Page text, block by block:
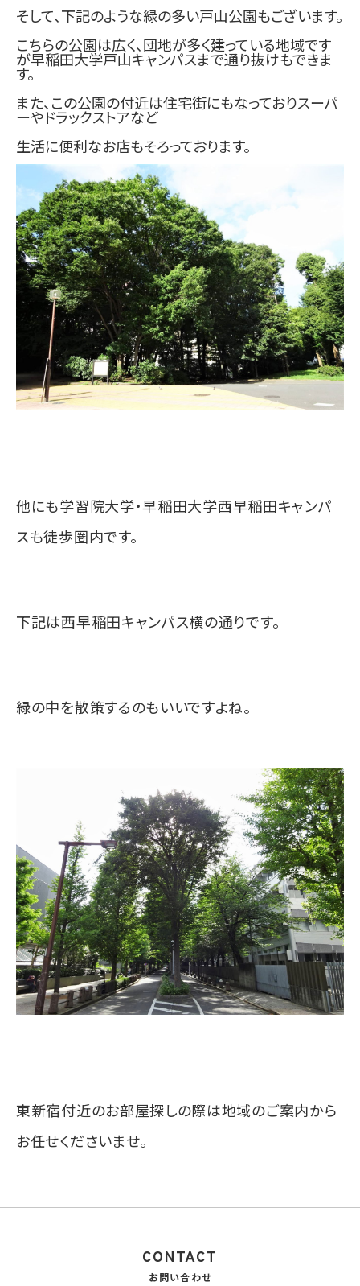
そして、下記のような緑の多い戸山公園もございます。
こちらの公園は広く、団地が多く建っている地域です
が早稲田大学戸山キャンパスまで通り抜けもできま
す。
また、この公園の付近は住宅街にもなっておりスーパ
ーやドラックストアなど
生活に便利なお店もそろっております。
他にも学習院大学・早稲田大学西早稲田キャンパ
スも徒歩圏内です。
下記は西早稲田キャンパス横の通りです。
緑の中を散策するのもいいですよね。
東新宿付近のお部屋探しの際は地域のご案内から
お任せくださいませ。
CONTACT
お問い合わせ